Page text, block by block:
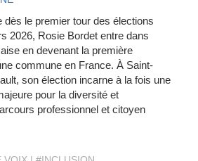
dès le premier tour des élections
2026, Rosie Bordet entre dans
en devenant la première
commune en France. À Saint-
son élection incarne à la fois une
pour la diversité et
professionnel et citoyen